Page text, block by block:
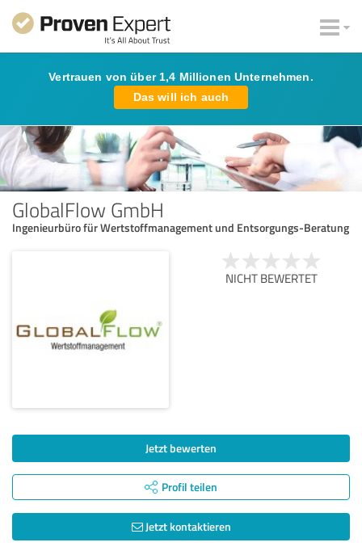
Vertrauen von über 1,4 Millionen Unternehmen.
Das will ich auch
GlobalFlow GmbH
Ingenieurbüro für Wertstoffmanagement und Entsorgungs-Beratung
NICHT BEWERTET
Jetzt bewerten
Profil teilen
Jetzt kontaktieren